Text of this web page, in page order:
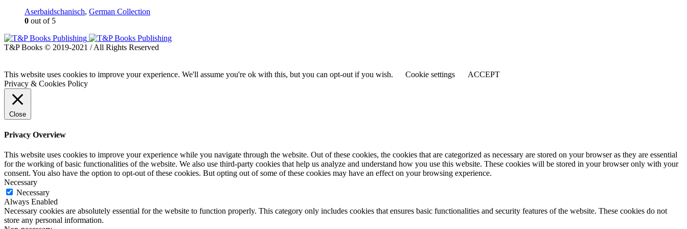
Aserbaidschanisch, German Collection
0 out of 5
T&P Books © 2019-2021 / All Rights Reserved
This website uses cookies to improve your experience. We'll assume you're ok with this, but you can opt-out if you wish. Cookie settings
ACCEPT
Privacy & Cookies Policy
Close
Privacy Overview
This website uses cookies to improve your experience while you navigate through the website. Out of these cookies, the cookies that are categorized as necessary are stored on your browser as they are essential
for the working of basic functionalities of the website. We also use third-party cookies that help us analyze and understand how you use this website. These cookies will be stored in your browser only with your
consent. You also have the option to opt-out of these cookies. But opting out of some of these cookies may have an effect on your browsing experience.
Necessary
Necessary
Always Enabled
Necessary cookies are absolutely essential for the website to function properly. This category only includes cookies that ensures basic functionalities and security features of the website. These cookies do not
store any personal information.